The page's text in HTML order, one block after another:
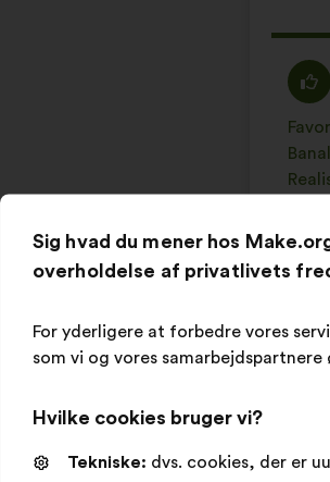
Enig
:
Dette
er
som:
:gang
Banal
:gang
:gang
Forslag
Il
Sig hvad du mener hos
overholdelse af privatlivets
For yderligere at forbedre vores
som vi og vores
Hvilke cookies bruger vi?
Tekniske: dvs. cookies, der er